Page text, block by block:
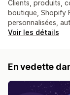
Clients, produits,
boutique, Shopify
personnalisées,
Voir les détails
En vedette